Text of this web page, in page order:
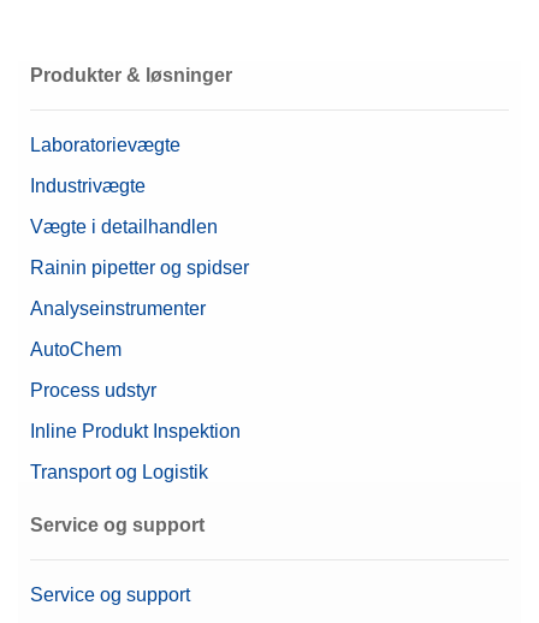
Produkter & løsninger
Laboratorievægte
Industrivægte
Vægte i detailhandlen
Rainin pipetter og spidser
Analyseinstrumenter
AutoChem
Process udstyr
Inline Produkt Inspektion
Transport og Logistik
Service og support
Service og support